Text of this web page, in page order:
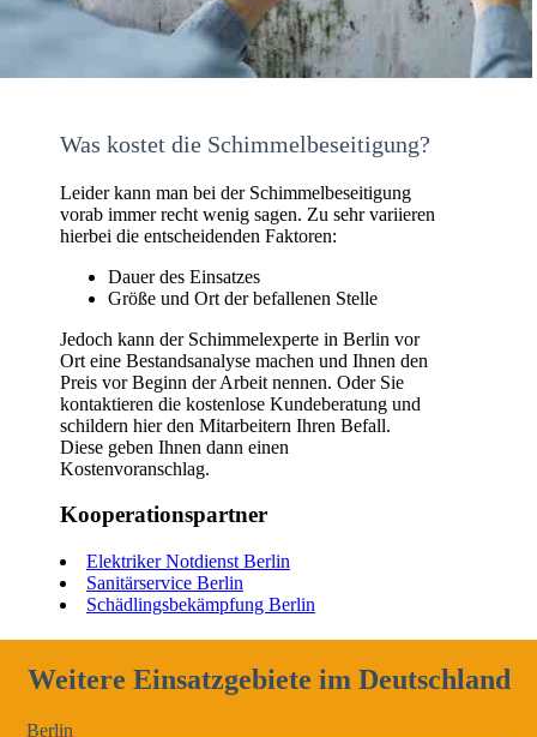
Was kostet die Schimmelbeseitigung?
Leider kann man bei der Schimmelbeseitigung
vorab immer recht wenig sagen. Zu sehr variieren
hierbei die entscheidenden Faktoren:
Dauer des Einsatzes
Größe und Ort der befallenen Stelle
Jedoch kann der Schimmelexperte in Berlin vor
Ort eine Bestandsanalyse machen und Ihnen den
Preis vor Beginn der Arbeit nennen. Oder Sie
kontaktieren die kostenlose Kundeberatung und
schildern hier den Mitarbeitern Ihren Befall.
Diese geben Ihnen dann einen
Kostenvoranschlag.
Kooperationspartner
Elektriker Notdienst Berlin
Sanitärservice Berlin
Schädlingsbekämpfung Berlin
Weitere Einsatzgebiete im Deutschland
Berlin